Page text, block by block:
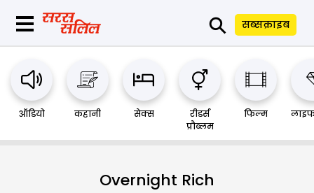
⚲ सब्सक्राइब
ऑडियो कहानी सेक्स
रीडर्स
प्रौब्लम
फिल्म
Overnight Rich